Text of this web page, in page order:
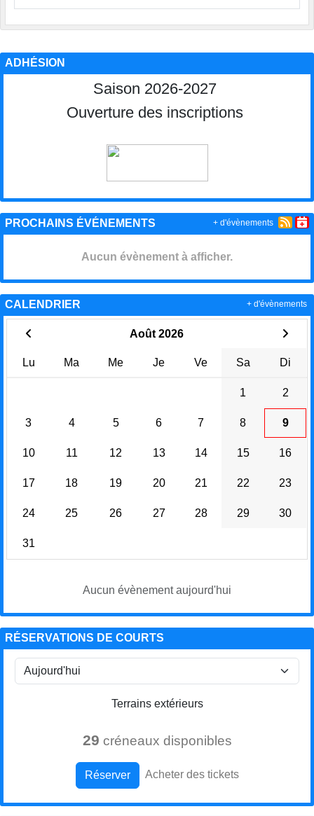
ADHÉSION
Saison 2026-2027
Ouverture des inscriptions
PROCHAINS ÉVÉNEMENTS
Aucun évènement à afficher.
+ d'évènements
CALENDRIER
Août 2026
Lu Ma Me Je Ve Sa Di
1 2
3 4 5 6 7 8 9
10 11 12 13 14 15 16
17 18 19 20 21 22 23
24 25 26 27 28 29 30
31
Aucun évènement aujourd'hui
+ d'évènements
RÉSERVATIONS DE COURTS
Terrains extérieurs
29 créneaux disponibles
Réserver Acheter des tickets